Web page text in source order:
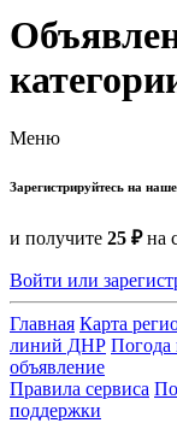
Меню
Зарегистрируйтесь на
и получите 25 ₽на
Войти или
Главная Карта
линий ДНР
объявление
Правила сервиса
поддержки